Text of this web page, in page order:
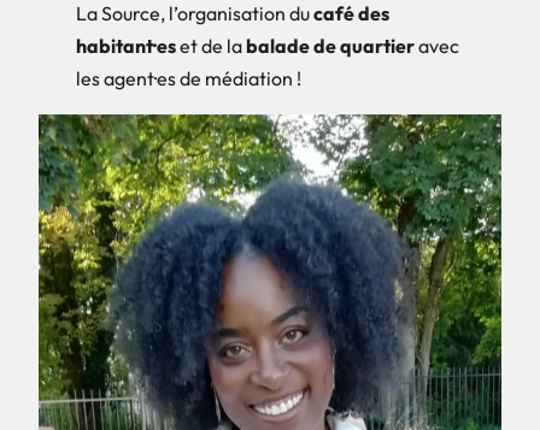
La Source, l’organisation ducafé des
habitant·eset de labalade de quartieravec
les agent·es de médiation !